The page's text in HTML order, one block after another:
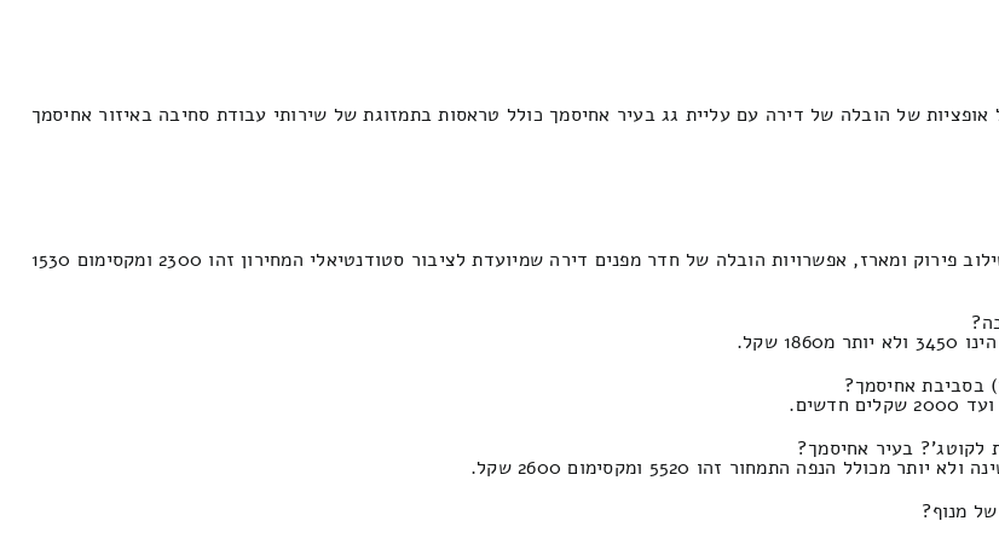
של הובלה של דירה עם עליית גג בעיר אחיסמך כולל טראסות בתמזוגת של שירותי עבודת סחיבה באיזור אחיסמך
העלות לבשביל הובלה של ריהוט בית של שלושה חדרי שינה בעיר אחיסמך בשילוב פירוק ומארז, אפשרויות הובלה של חדר מפנים דירה שמיועדת לציבור סטודנטיאלי המחירון זהו 2300 ומקסימום 1530
הנפה התמחור זהו 5520 ומקסימום 2600 שקל.
מנוף?